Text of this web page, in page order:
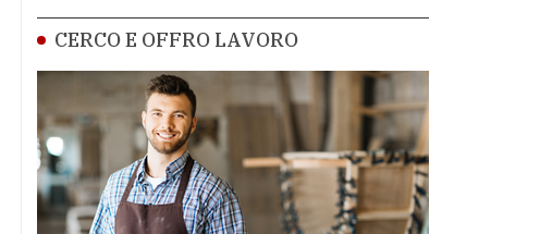
CERCO E OFFRO LAVORO